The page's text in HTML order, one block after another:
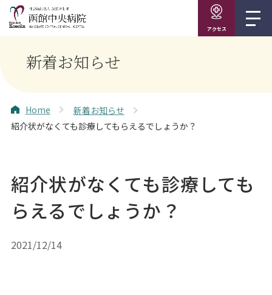
アクセス
新着お知らせ
Home
新着お知らせ
紹介状がなくても診療してもらえるでしょうか？
紹介状がなくても診療しても
らえるでしょうか？
2021/12/14